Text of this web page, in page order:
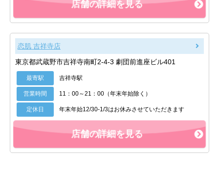
店舗の詳細を見る
恋肌 吉祥寺店
東京都武蔵野市吉祥寺南町2-4-3 劇団前進座ビル401
最寄駅 吉祥寺駅
営業時間 11：00～21：00（年末年始除く）
定休日 年末年始12/30-1/3はお休みさせていただきます
店舗の詳細を見る